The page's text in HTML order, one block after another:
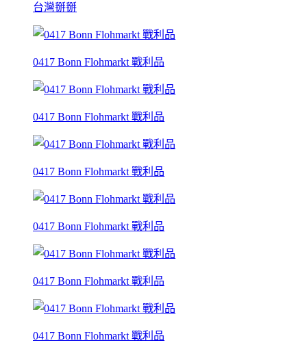
台灣掰掰
0417 Bonn Flohmarkt 戰利品
0417 Bonn Flohmarkt 戰利品
0417 Bonn Flohmarkt 戰利品
0417 Bonn Flohmarkt 戰利品
0417 Bonn Flohmarkt 戰利品
0417 Bonn Flohmarkt 戰利品